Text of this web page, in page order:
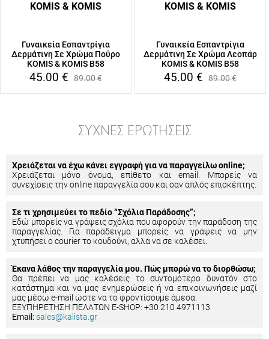
KOMIS & KOMIS
Γυναικεία Εσπαντρίγια
Δερμάτινη Σε Χρώμα Πούρο
KOMIS & KOMIS B58
45.00 € 89.00€
KOMIS & KOMIS
Γυναικεία Εσπαντρίγια
Δερμάτινη Σε Χρώμα Λεοπάρ
KOMIS & KOMIS B58
45.00 € 89.00€
ΣΥΧΝΈΣ ΕΡΩΤΉΣΕΙΣ
Χρειάζεται να έχω κάνει εγγραφή για να παραγγείλω online;
Χρειάζεται μόνο όνομα, επίθετο και email. Μπορείς να
συνεχίσεις την online παραγγελία σου και σαν απλός επισκέπτης.
Σε τι χρησιμεύει το πεδίο “Σχόλια Παράδοσης”;
Εδώ μπορείς να γράψεις σχόλια που αφορούν την παράδοση της
παραγγελίας. Για παράδειγμα μπορείς να γράψεις να μην
χτυπήσει ο courier το κουδούνι, αλλά να σε καλέσει.
Έκανα λάθος την παραγγελία μου. Πώς μπορώ να το διορθώσω;
Θα πρέπει να μας καλέσεις το συντομότερο δυνατόν στο
κατάστημα και να μας ενημερώσεις ή να επικοινωνήσεις μαζί
μας μέσω e-mail ώστε να το φροντίσουμε άμεσα.
ΕΞΥΠΗΡΕΤΗΣΗ ΠΕΛΑΤΩΝ E-SHOP: +30 210 4971113
Email:sales@kalista.gr